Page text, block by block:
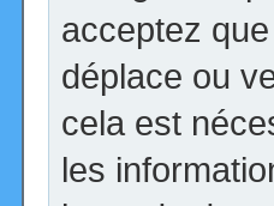
acceptez
déplace ou
cela est
les